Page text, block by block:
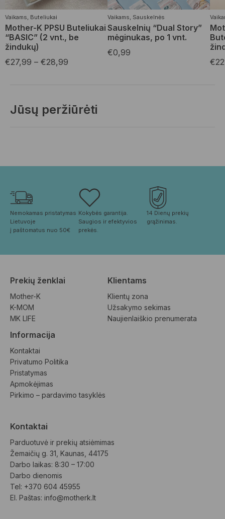
Vaikams Buteliukai
Mother-K PPSU Buteliukai
“BASIC” (2 vnt., be
žindukų)
€27,99 – €28,99
Vaikams Sauskelnės
Sauskelnių “Dual Story”
mėginukas, po 1 vnt.
€0,99
€
Jūsų peržiūrėti
Nemokamas pristatymas
Lietuvoje
į paštomatus nuo 50€
Kokybės garantija.
Saugios ir efektyvios
prekės.
14 Dienų prekių
grąžinimas.
Prekių ženklai
Mother-K
K-MOM
MK LIFE
Klientams
Klientų zona
Užsakymo sekimas
Naujienlaiškio prenumerata
Informacija
Kontaktai
Privatumo Politika
Pristatymas
Apmokėjimas
Pirkimo – pardavimo tasyklės
Kontaktai
Parduotuvė ir prekių atsiėmimas
Žemaičių g. 31, Kaunas, 44175
Darbo laikas: 8:30 – 17:00
Darbo dienomis
Tel: +370 604 45955
El. Paštas: info@motherk.lt